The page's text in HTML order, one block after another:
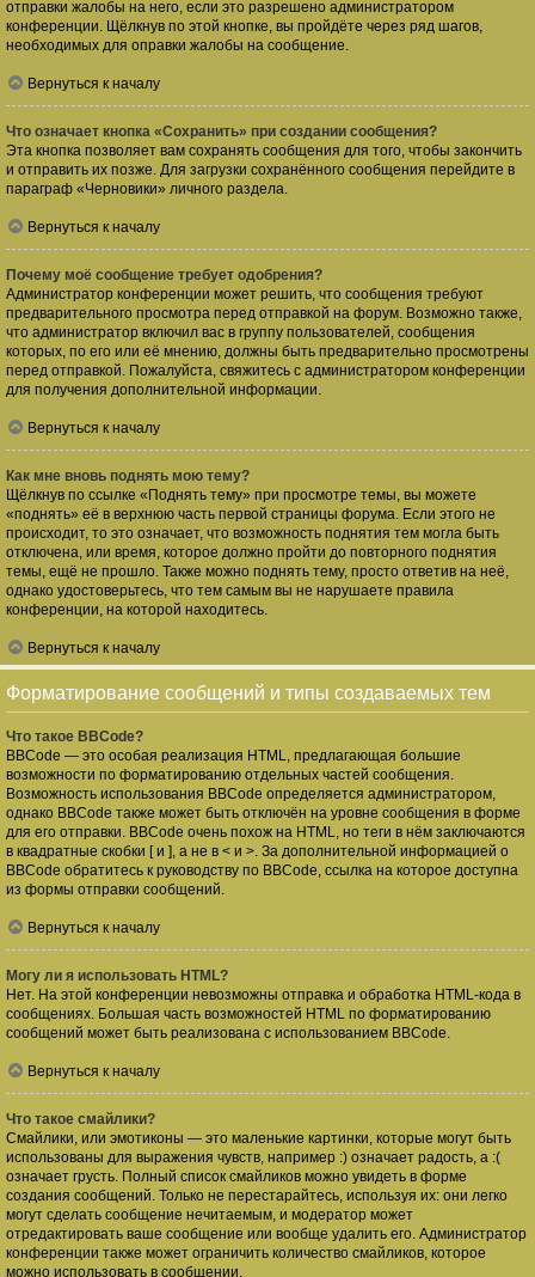
отправки жалобы на него, если это разрешено администратором
конференции. Щёлкнув по этой кнопке, вы пройдёте через ряд шагов,
необходимых для оправки жалобы на сообщение.
Вернуться к началу
Что означает кнопка «Сохранить» при создании сообщения?
Эта кнопка позволяет вам сохранять сообщения для того, чтобы закончить
и отправить их позже. Для загрузки сохранённого сообщения перейдите в
параграф «Черновики» личного раздела.
Вернуться к началу
Почему моё сообщение требует одобрения?
Администратор конференции может решить, что сообщения требуют
предварительного просмотра перед отправкой на форум. Возможно также,
что администратор включил вас в группу пользователей, сообщения
которых, по его или её мнению, должны быть предварительно просмотрены
перед отправкой. Пожалуйста, свяжитесь с администратором конференции
для получения дополнительной информации.
Вернуться к началу
Как мне вновь поднять мою тему?
Щёлкнув по ссылке «Поднять тему» при просмотре темы, вы можете
«поднять» её в верхнюю часть первой страницы форума. Если этого не
происходит, то это означает, что возможность поднятия тем могла быть
отключена, или время, которое должно пройти до повторного поднятия
темы, ещё не прошло. Также можно поднять тему, просто ответив на неё,
однако удостоверьтесь, что тем самым вы не нарушаете правила
конференции, на которой находитесь.
Вернуться к началу
Форматирование сообщений и типы создаваемых тем
Что такое BBCode?
BBCode — это особая реализация HTML, предлагающая большие
возможности по форматированию отдельных частей сообщения.
Возможность использования BBCode определяется администратором,
однако BBCode также может быть отключён на уровне сообщения в форме
для его отправки. BBCode очень похож на HTML, но теги в нём заключаются
в квадратные скобки [ и ], а не в < и >. За дополнительной информацией о
BBCode обратитесь к руководству по BBCode, ссылка на которое доступна
из формы отправки сообщений.
Вернуться к началу
Могу ли я использовать HTML?
Нет. На этой конференции невозможны отправка и обработка HTML-кода в
сообщениях. Большая часть возможностей HTML по форматированию
сообщений может быть реализована с использованием BBCode.
Вернуться к началу
Что такое смайлики?
Смайлики, или эмотиконы — это маленькие картинки, которые могут быть
использованы для выражения чувств, например :) означает радость, а :(
означает грусть. Полный список смайликов можно увидеть в форме
создания сообщений. Только не перестарайтесь, используя их: они легко
могут сделать сообщение нечитаемым, и модератор может
отредактировать ваше сообщение или вообще удалить его. Администратор
конференции также может ограничить количество смайликов, которое
можно использовать в сообщении.